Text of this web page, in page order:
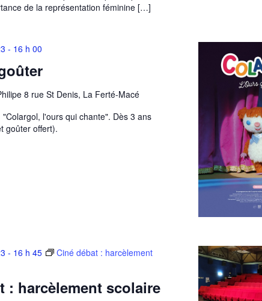
de la représentation féminine […]
- 16 h 00
8 rue St Denis, La Ferté-Macé
l'ours qui chante". Dès 3 ans
goûter offert).
: harcèlement scolaire
- 16 h 45
Ciné débat : harcèlement